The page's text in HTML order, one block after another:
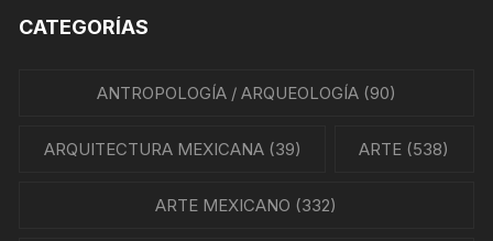
CATEGORÍAS
ANTROPOLOGÍA / ARQUEOLOGÍA(90)
ARQUITECTURA MEXICANA(39) ARTE (538)
ARTE MEXICANO (332)